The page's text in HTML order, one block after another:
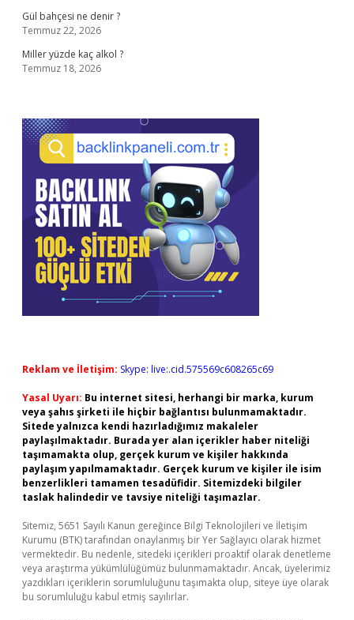
Gül bahçesi ne denir ?
Temmuz 22, 2026
Miller yüzde kaç alkol ?
Temmuz 18, 2026
Reklam ve İletişim: Skype: live:.cid.575569c608265c69
Yasal Uyarı: Bu internet sitesi, herhangi bir marka, kurum
veya şahıs şirketi ile hiçbir bağlantısı bulunmamaktadır.
Sitede yalnızca kendi hazırladığımız makaleler
paylaşılmaktadır. Burada yer alan içerikler haber niteliği
taşımamakta olup, gerçek kurum ve kişiler hakkında
paylaşım yapılmamaktadır. Gerçek kurum ve kişiler ile isim
benzerlikleri tamamen tesadüfidir. Sitemizdeki bilgiler
taslak halindedir ve tavsiye niteliği taşımazlar.
Sitemiz, 5651 Sayılı Kanun gereğince Bilgi Teknolojileri ve İletişim
Kurumu (BTK) tarafından onaylanmış bir Yer Sağlayıcı olarak hizmet
vermektedir. Bu nedenle, sitedeki içerikleri proaktif olarak denetleme
veya araştırma yükümlülüğümüz bulunmamaktadır. Ancak, üyelerimiz
yazdıkları içeriklerin sorumluluğunu taşımakta olup, siteye üye olarak
bu sorumluluğu kabul etmiş sayılırlar.